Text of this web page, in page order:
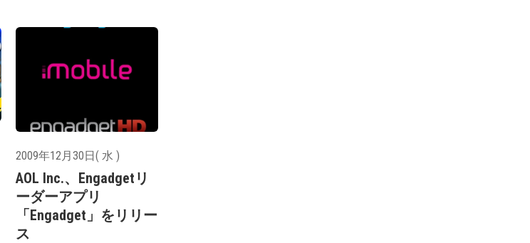
2009年12月30日( 水 )
AOL Inc.、Engadgetリ
ーダーアプリ
「Engadget」をリリー
ス